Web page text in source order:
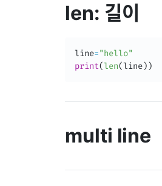
len: 길이
line="hello"
print(len(line) )
multi line